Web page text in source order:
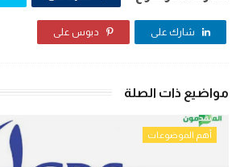
شارك على دبوس على
مواضيع ذات الصلة
أهم الموضوعات